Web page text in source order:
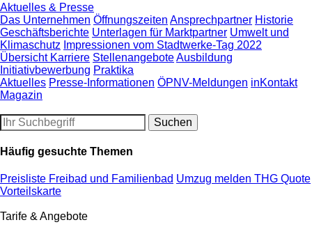
Aktuelles & Presse
Das Unternehmen Öffnungszeiten Ansprechpartner Historie
Geschäftsberichte Unterlagen für Marktpartner Umwelt und
Klimaschutz Impressionen vom Stadtwerke-Tag 2022
Übersicht Karriere StellenangeboteAusbildung
Initiativbewerbung Praktika
Aktuelles Presse-Informationen ÖPNV-Meldungen inKontakt
Magazin
Häufig gesuchte Themen
Preisliste Freibad und Familienbad Umzug melden THG Quote
Vorteilskarte
Tarife & Angebote